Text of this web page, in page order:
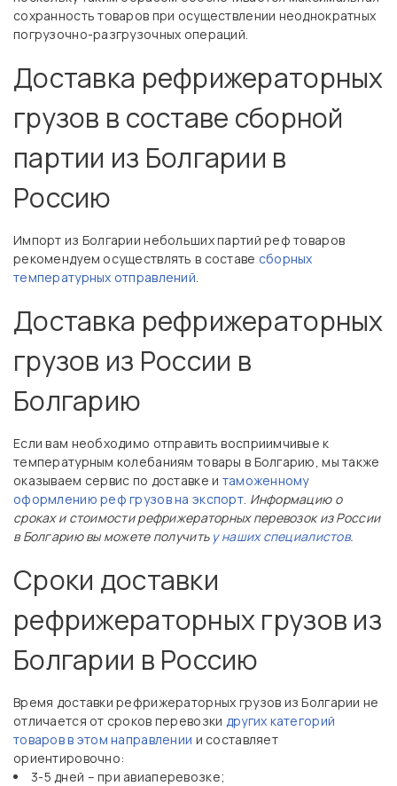
сохранность товаров при осуществлении неоднократных
погрузочно-разгрузочных операций.
Доставка рефрижераторных
грузов в составе сборной
партии из Болгарии в
Россию
Импорт из Болгарии небольших партий реф товаров
рекомендуем осуществлять в составе сборных
температурных отправлений.
Доставка рефрижераторных
грузов из России в
Болгарию
Если вам необходимо отправить восприимчивые к
температурным колебаниям товары в Болгарию, мы также
оказываем сервис по доставке и таможенному
оформлению реф грузов на экспорт. Информацию о
сроках и стоимости рефрижераторных перевозок из России
в Болгарию вы можете получить у наших специалистов.
Сроки доставки
рефрижераторных грузов из
Болгарии в Россию
Время доставки рефрижераторных грузов из Болгарии не
отличается от сроков перевозки других категорий
товаров в этом направлении и составляет
ориентировочно:
3-5 дней – при авиаперевозке;